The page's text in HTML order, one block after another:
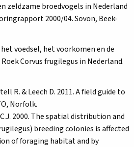
zeldzame broedvogels in Nederland
2000/04. Sovon, Beek-
het voedsel, het voorkomen en de
Corvus frugilegus in Nederland.
R. & Leech D. 2011. A field guide to
Norfolk.
2000. The spatial distribution and
breeding colonies is affected
of foraging habitat and by